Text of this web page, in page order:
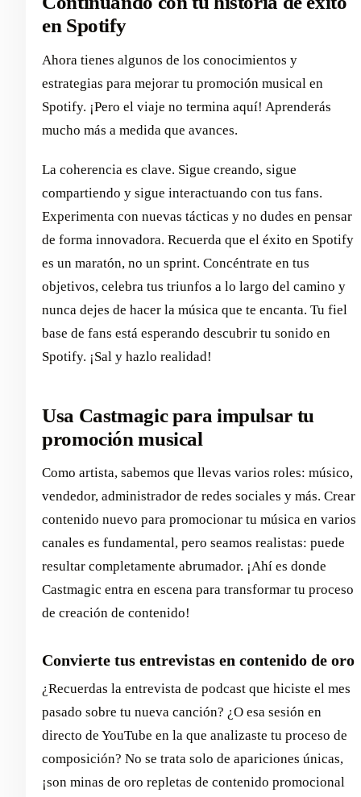
en Spotify
Ahora tienes algunos de los conocimientos y
estrategias para mejorar tu promoción musical en
Spotify. ¡Pero el viaje no termina aquí! Aprenderás
mucho más a medida que avances.
La coherencia es clave. Sigue creando, sigue
compartiendo y sigue interactuando con tus fans.
Experimenta con nuevas tácticas y no dudes en pensar
de forma innovadora. Recuerda que el éxito en Spotify
es un maratón, no un sprint. Concéntrate en tus
objetivos, celebra tus triunfos a lo largo del camino y
nunca dejes de hacer la música que te encanta. Tu fiel
base de fans está esperando descubrir tu sonido en
Spotify. ¡Sal y hazlo realidad!
Usa Castmagic para impulsar tu
promoción musical
Como artista, sabemos que llevas varios roles: músico,
vendedor, administrador de redes sociales y más. Crear
contenido nuevo para promocionar tu música en varios
canales es fundamental, pero seamos realistas: puede
resultar completamente abrumador. ¡Ahí es donde
Castmagic entra en escena para transformar tu proceso
de creación de contenido!
Convierte tus entrevistas en contenido de oro
¿Recuerdas la entrevista de podcast que hiciste el mes
pasado sobre tu nueva canción? ¿O esa sesión en
directo de YouTube en la que analizaste tu proceso de
composición? No se trata solo de apariciones únicas,
¡son minas de oro repletas de contenido promocional